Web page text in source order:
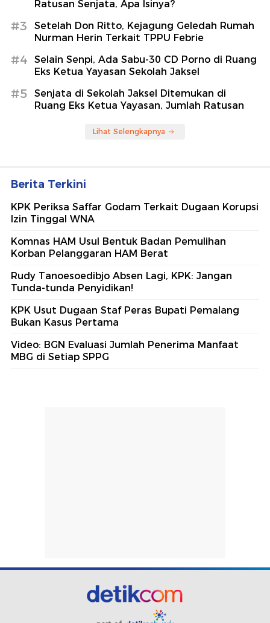
Ratusan Senjata, Apa Isinya?
#3
Setelah Don Ritto, Kejagung Geledah Rumah
Nurman Herin Terkait TPPU Febrie
#4
Selain Senpi, Ada Sabu-30 CD Porno di Ruang
Eks Ketua Yayasan Sekolah Jaksel
#5
Senjata di Sekolah Jaksel Ditemukan di
Ruang Eks Ketua Yayasan, Jumlah Ratusan
Lihat Selengkapnya
Berita Terkini
KPK Periksa Saffar Godam Terkait Dugaan Korupsi
Izin Tinggal WNA
Komnas HAM Usul Bentuk Badan Pemulihan
Korban Pelanggaran HAM Berat
Rudy Tanoesoedibjo Absen Lagi, KPK: Jangan
Tunda-tunda Penyidikan!
KPK Usut Dugaan Staf Peras Bupati Pemalang
Bukan Kasus Pertama
Video: BGN Evaluasi Jumlah Penerima Manfaat
MBG di Setiap SPPG